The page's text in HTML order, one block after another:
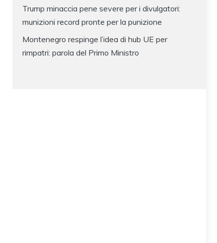
Trump minaccia pene severe per i divulgatori:
munizioni record pronte per la punizione
Montenegro respinge l’idea di hub UE per
rimpatri: parola del Primo Ministro